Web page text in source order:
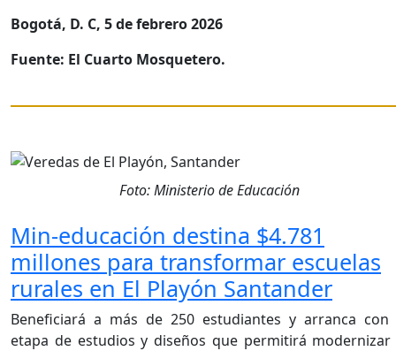
Bogotá, D. C, 5 de febrero 2026
Fuente: El Cuarto Mosquetero.
Foto: Ministerio de Educación
Min-educación destina $4.781
millones para transformar escuelas
rurales en El Playón Santander
Beneficiará a más de 250 estudiantes y arranca con
etapa de estudios y diseños que permitirá modernizar